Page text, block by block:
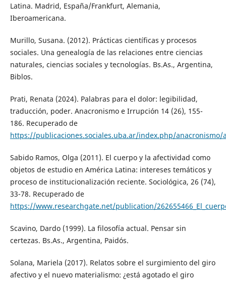
Latina. Madrid, España/Frankfurt, Alemania,
Iberoamericana.
Murillo, Susana. (2012). Prácticas científicas y procesos
sociales. Una genealogía de las relaciones entre ciencias
naturales, ciencias sociales y tecnologías. Bs.As., Argentina,
Biblos.
Prati, Renata (2024). Palabras para el dolor: legibilidad,
traducción, poder. Anacronismo e Irrupción 14 (26), 155-
186. Recuperado de
https://publicaciones.sociales.uba.ar/index.php/anacronismo/
Sabido Ramos, Olga (2011). El cuerpo y la afectividad como
objetos de estudio en América Latina: intereses temáticos y
proceso de institucionalización reciente. Sociológica, 26 (74),
33-78. Recuperado de
https://www.researchgate.net/publication/
Scavino, Dardo (1999). La filosofía actual. Pensar sin
certezas. Bs.As., Argentina, Paidós.
Solana, Mariela (2017). Relatos sobre el surgimiento del giro
afectivo y el nuevo materialismo: ¿está agotado el giro